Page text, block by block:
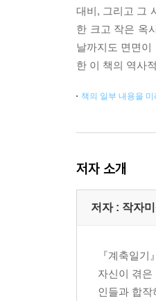
대비, 그리고 그
한 크고 작은 옥
날까지도 면면
한 이 책의 역사
책의 일부 내용을
저자 소개
저자 : 작자
『계축일
자신이 겪
인들과 합작